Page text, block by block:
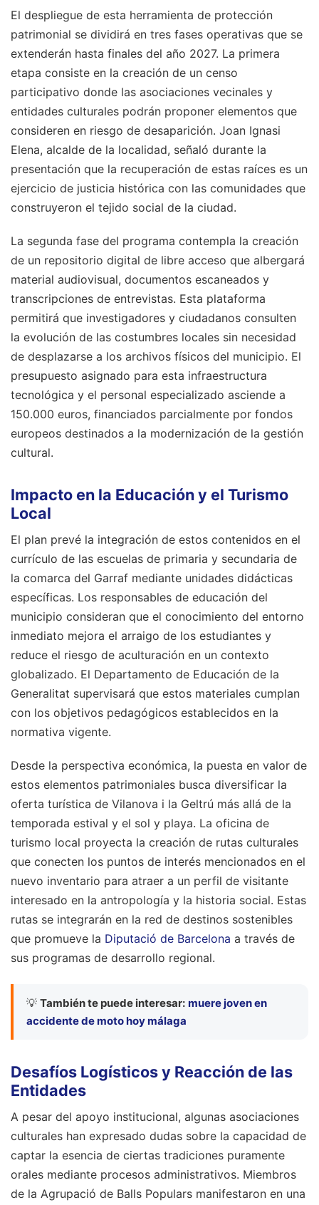
El despliegue de esta herramienta de protección
patrimonial se dividirá en tres fases operativas que se
extenderán hasta finales del año 2027. La primera
etapa consiste en la creación de un censo
participativo donde las asociaciones vecinales y
entidades culturales podrán proponer elementos que
consideren en riesgo de desaparición. Joan Ignasi
Elena, alcalde de la localidad, señaló durante la
presentación que la recuperación de estas raíces es un
ejercicio de justicia histórica con las comunidades que
construyeron el tejido social de la ciudad.
La segunda fase del programa contempla la creación
de un repositorio digital de libre acceso que albergará
material audiovisual, documentos escaneados y
transcripciones de entrevistas. Esta plataforma
permitirá que investigadores y ciudadanos consulten
la evolución de las costumbres locales sin necesidad
de desplazarse a los archivos físicos del municipio. El
presupuesto asignado para esta infraestructura
tecnológica y el personal especializado asciende a
150.000 euros, financiados parcialmente por fondos
europeos destinados a la modernización de la gestión
cultural.
Impacto en la Educación y el Turismo
Local
El plan prevé la integración de estos contenidos en el
currículo de las escuelas de primaria y secundaria de
la comarca del Garraf mediante unidades didácticas
específicas. Los responsables de educación del
municipio consideran que el conocimiento del entorno
inmediato mejora el arraigo de los estudiantes y
reduce el riesgo de aculturación en un contexto
globalizado. El Departamento de Educación de la
Generalitat supervisará que estos materiales cumplan
con los objetivos pedagógicos establecidos en la
normativa vigente.
Desde la perspectiva económica, la puesta en valor de
estos elementos patrimoniales busca diversificar la
oferta turística de Vilanova i la Geltrú más allá de la
temporada estival y el sol y playa. La oficina de
turismo local proyecta la creación de rutas culturales
que conecten los puntos de interés mencionados en el
nuevo inventario para atraer a un perfil de visitante
interesado en la antropología y la historia social. Estas
rutas se integrarán en la red de destinos sostenibles
que promueve la Diputació de Barcelona a través de
sus programas de desarrollo regional.
💡 También te puede interesar: muere joven en
accidente de moto hoy málaga
Desafíos Logísticos y Reacción de las
Entidades
A pesar del apoyo institucional, algunas asociaciones
culturales han expresado dudas sobre la capacidad de
captar la esencia de ciertas tradiciones puramente
orales mediante procesos administrativos. Miembros
de la Agrupació de Balls Populars manifestaron en una